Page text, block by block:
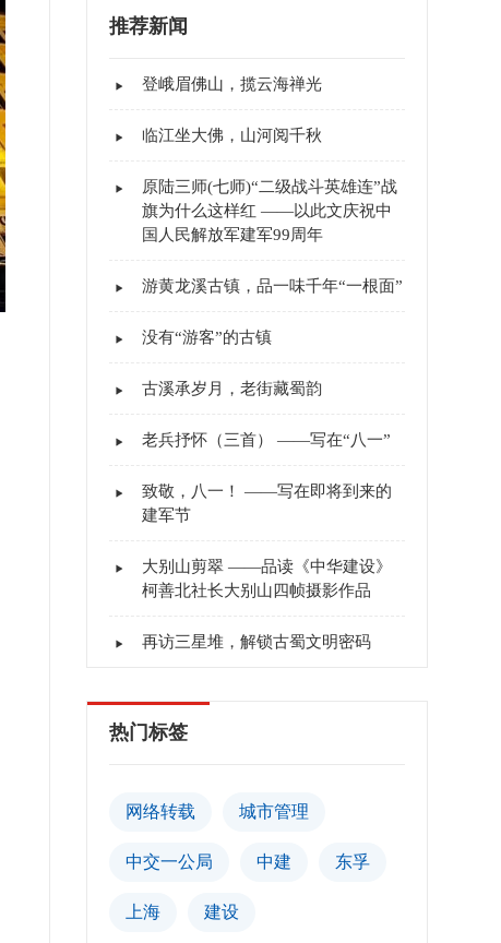
推荐新闻
登峨眉佛山，揽云海禅光
临江坐大佛，山河阅千秋
原陆三师(七师)“二级战斗英雄连”战
旗为什么这样红 ——以此文庆祝中
国人民解放军建军99周年
游黄龙溪古镇，品一味千年“一根面”
没有“游客”的古镇
古溪承岁月，老街藏蜀韵
老兵抒怀（三首） ——写在“八一”
致敬，八一！ ——写在即将到来的
建军节
大别山剪翠 ——品读《中华建设》
柯善北社长大别山四帧摄影作品
再访三星堆，解锁古蜀文明密码
热门标签
网络转载 城市管理
中交一公局 中建 东孚
上海 建设